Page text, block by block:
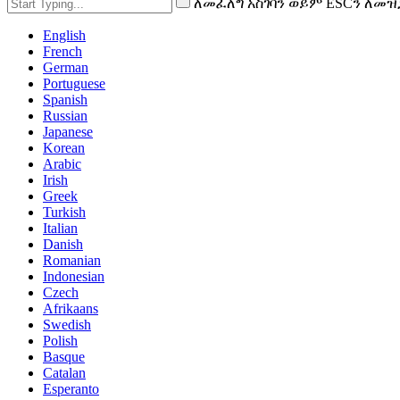
ለመፈለግ አስገባን ወይም ESCን
English
French
German
Portuguese
Spanish
Russian
Japanese
Korean
Arabic
Irish
Greek
Turkish
Italian
Danish
Romanian
Indonesian
Czech
Afrikaans
Swedish
Polish
Basque
Catalan
Esperanto